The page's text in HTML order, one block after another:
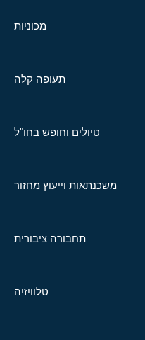
מכוניות
תעופה קלה
טיולים וחופש בחו"ל
משכנתאות וייעוץ מחזור
תחבורה ציבורית
טלוויזיה